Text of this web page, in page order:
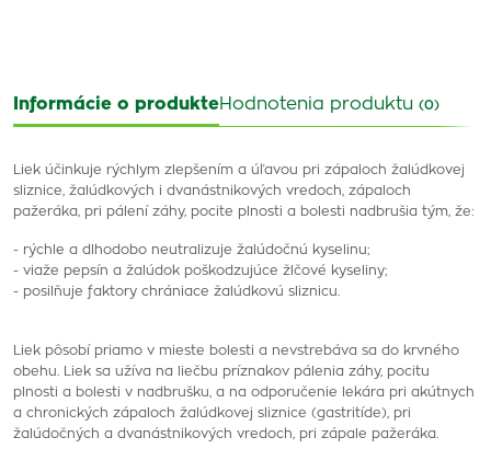
Informácie o produkteHodnotenia produktu (0)
Liek účinkuje rýchlym zlepšením a úľavou pri zápaloch žalúdkovej
sliznice, žalúdkových i dvanástnikových vredoch, zápaloch
pažeráka, pri pálení záhy, pocite plnosti a bolesti nadbrušia tým, že:
- rýchle a dlhodobo neutralizuje žalúdočnú kyselinu;
- viaže pepsín a žalúdok poškodzujúce žlčové kyseliny;
- posilňuje faktory chrániace žalúdkovú sliznicu.
Liek pôsobí priamo v mieste bolesti a nevstrebáva sa do krvného
obehu. Liek sa užíva na liečbu príznakov pálenia záhy, pocitu
plnosti a bolesti v nadbrušku, a na odporučenie lekára pri akútnych
a chronických zápaloch žalúdkovej sliznice (gastritíde), pri
žalúdočných a dvanástnikových vredoch, pri zápale pažeráka.